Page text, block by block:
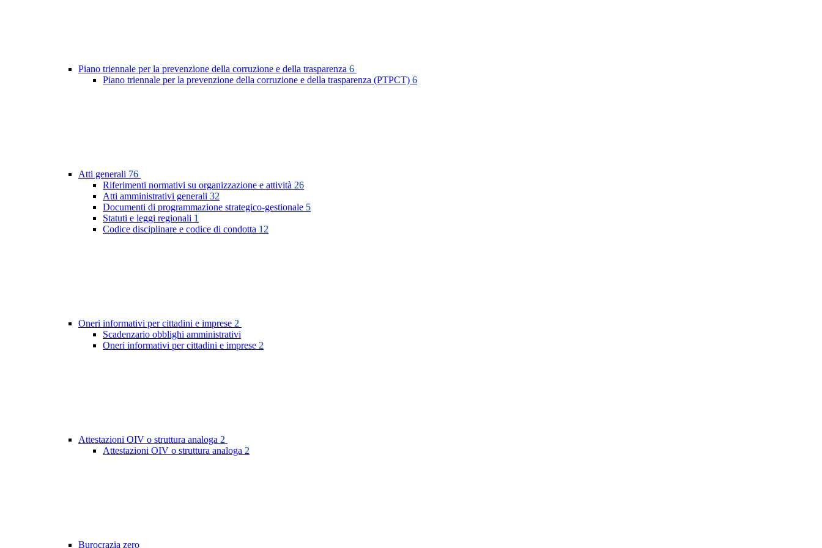
Piano triennale per la prevenzione della corruzione e della trasparenza 6
Piano triennale per la prevenzione della corruzione e della trasparenza (PTPCT) 6
Atti generali 76
Riferimenti normativi su organizzazione e attività 26
Atti amministrativi generali 32
Documenti di programmazione strategico-gestionale 5
Statuti e leggi regionali 1
Codice disciplinare e codice di condotta 12
Oneri informativi per cittadini e imprese 2
Scadenzario obblighi amministrativi
Oneri informativi per cittadini e imprese 2
Attestazioni OIV o struttura analoga 2
Attestazioni OIV o struttura analoga 2
Burocrazia zero